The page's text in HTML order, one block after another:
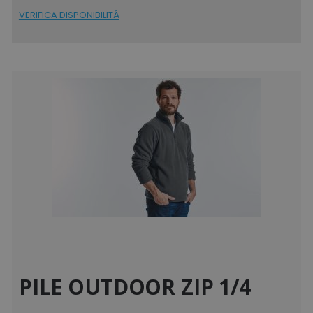
VERIFICA DISPONIBILITÁ
PILE OUTDOOR ZIP 1/4
mage-cache-sessid
recently_viewed_product_previous
Google Privacy Policy